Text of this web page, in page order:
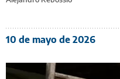
10 de mayo de 2026